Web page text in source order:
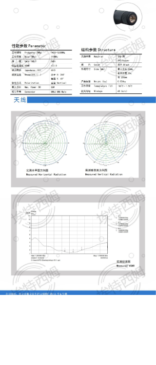
낀
公司简介
끈
产品中心
끶
天线定制
끐
联系我们